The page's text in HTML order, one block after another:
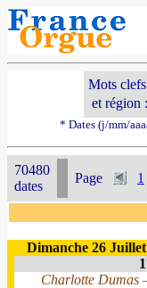
Mots
et région :
* Dates (j/mm/
70480
dates
Page 1
Dimanche 26
Charlotte Dumas